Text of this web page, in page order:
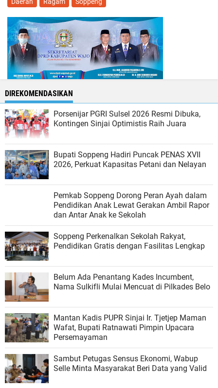
mengembangkan inovasinya
Daerah Ragam Soppeng
DIREKOMENDASIKAN
Porsenijar PGRI Sulsel 2026 Resmi Dibuka,
Bupati Soppeng Hadiri Puncak PENAS XVII
2026, Perkuat Kapasitas Petani dan Nelayan
Pemkab Soppeng Dorong Peran Ayah dalam
dan Antar Anak ke Sekolah
Soppeng Perkenalkan Sekolah Rakyat,
Belum Ada Penantang Kades Incumbent,
Nama Sulkifli Mulai Mencuat di Pilkades Belo
Mantan Kadis PUPR Sinjai Ir. Tjetjep Maman